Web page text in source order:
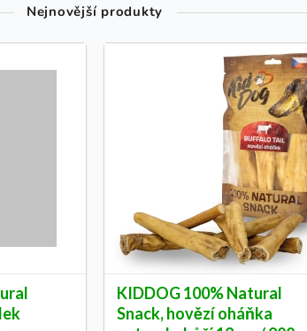
Nejnovější produkty
KIDDOG 100% Natural
Snack, hovězí oháňka